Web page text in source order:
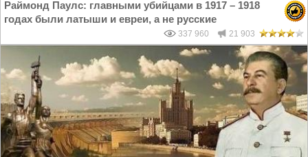
Раймонд Паулс: главными убийцами в 1917 – 1918
годах были латыши и евреи, а не русские
337 960 21 903